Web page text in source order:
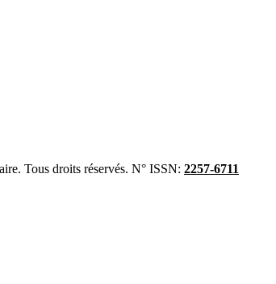
Tous droits réservés. N° ISSN: 2257-6711